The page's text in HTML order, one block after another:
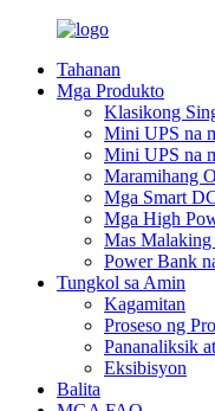
Tahanan
Mga Produkto
Klasikong
Mini UPS na
Mini UPS na
Maramihang
Mga Smart
Mga High
Mas Malaking
Power Bank
Tungkol sa Amin
Kagamitan
Proseso ng
Pananaliksik
Eksibisyon
Balita